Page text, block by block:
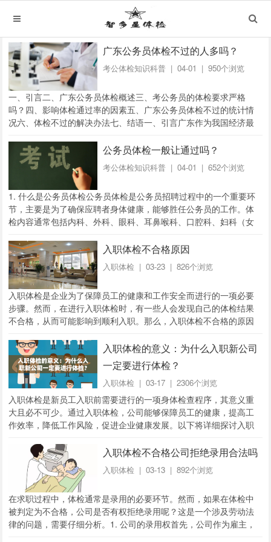
广东公务员体检不过的人多吗？
考公体检知识科普| 04-01 | 950个浏览
一、引言二、广东公务员体检概述三、考公务员的体检要求严格
吗？四、影响体检通过率的因素五、广东公务员体检不过的统计情
况六、体检不过的解决办法七、结语一、引言广东作为我国经济最
公务员体检一般让通过吗？
考公体检知识科普| 04-01 | 652个浏览
1. 什么是公务员体检公务员体检是公务员招聘过程中的一个重要环
节，主要是为了确保应聘者身体健康，能够胜任公务员的工作。体
检内容通常包括内科、外科、眼科、耳鼻喉科、口腔科、妇科（女
入职体检不合格原因
入职体检 | 03-23 | 826个浏览
入职体检是企业为了保障员工的健康和工作安全而进行的一项必要
步骤。然而，在进行入职体检时，有一些人会发现自己的体检结果
不合格，从而可能影响到顺利入职。那么，入职体检不合格的原因
入职体检的意义：为什么入职新公司
一定要进行体检？
入职体检 | 03-17 | 2306个浏览
入职体检是新员工入职前需要进行的一项身体检查程序，其意义重
大且必不可少。通过入职体检，公司能够保障员工的健康，提高工
作效率，降低工作风险，促进企业健康发展。以下将详细探讨入职
入职体检不合格公司拒绝录用合法吗
入职体检 | 03-13 | 892个浏览
在求职过程中，体检通常是录用的必要环节。然而，如果在体检中
被判定为不合格，公司是否有权拒绝录用呢？这是一个涉及劳动法
律的问题，需要仔细分析。1. 公司的录用权首先，公司作为雇主，